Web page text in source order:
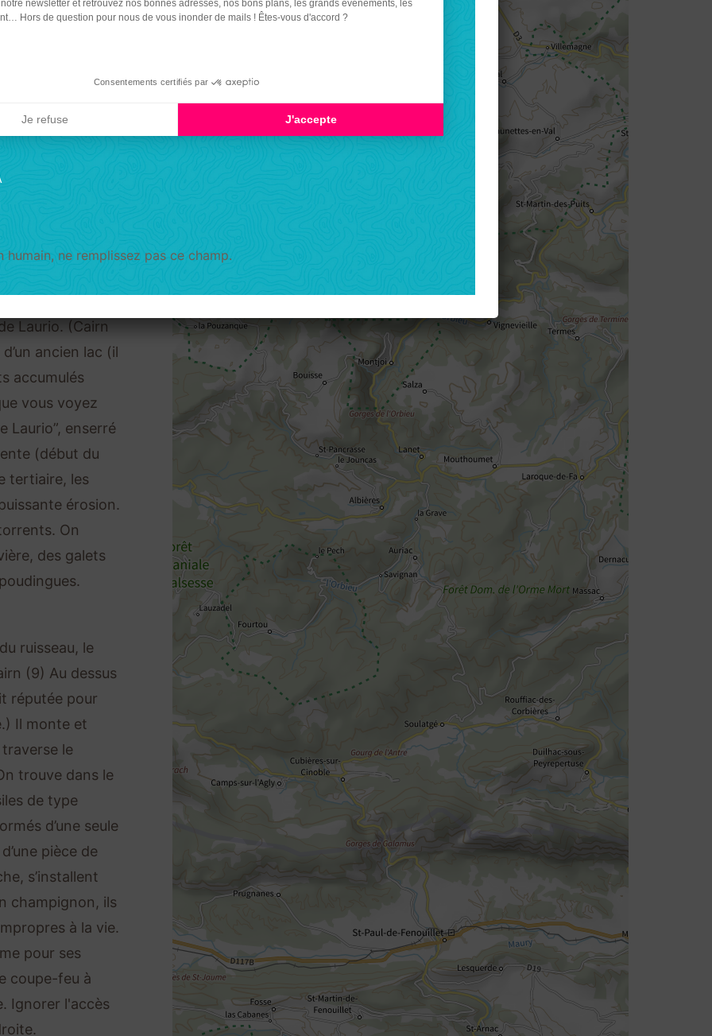
millénaires au
appartient à
fois que l’on
présent. Ici, les
la fin de
Laisser à droite
à gauche sur
le climat
C’est de
Laurio. (Cairn
ancien lac (il
accumulés
vous voyez
Laurio”, enserré
(début du
tertiaire, les
érosion.
On
des galets
ruisseau, le
(9) Au dessus
réputée pour
Il monte et
le
trouve dans le
de type
d’une seule
pièce de
s’installent
champignon, ils
à la vie.
pour ses
coupe-feu à
Ignorer l'accès
newsletter et retrouvez nos bonnes adresses, nos bons plans, les grands événements, les
Hors de question pour nous de vous inonder de mails ! Êtes-vous d'accord ?
Consentements certifiés par
Je refuse J'accepte
humain, ne remplissez pas ce champ.